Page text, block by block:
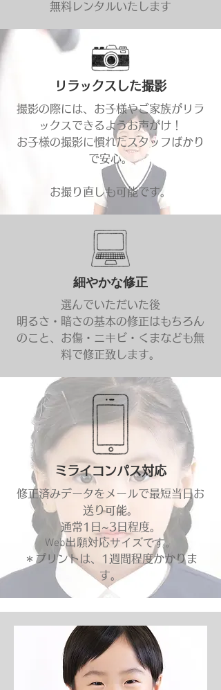
無料レンタルいたします
リラックスした撮影
撮影の際には、お子様やご家族がリラ
ックスできるようお声がけ！
​お子様の撮影に慣れたスタッフばかり
で安心。
​お撮り直しも可能です。
細やかな修正
選んでいただいた後
​明るさ・暗さの基本の修正はもちろん
のこと、お傷・ニキビ・くまなども無
料で修正致します。
ミライコンパス対応
修正済みデータをメールで最短当日お
送り可能。
通常1日~3日程度。
Web出願対応サイズです。
＊プリントは、1週間程度かかりま
す。